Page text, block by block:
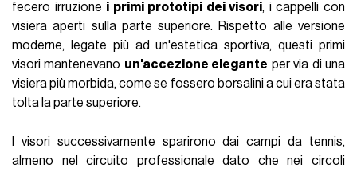
fecero irruzione i primi prototipi dei visori, i cappelli con
visiera aperti sulla parte superiore. Rispetto alle versione
moderne, legate più ad un'estetica sportiva, questi primi
visori mantenevano un'accezione elegante per via di una
visiera più morbida, come se fossero borsalini a cui era stata
tolta la parte superiore.
I visori successivamente sparirono dai campi da tennis,
almeno nel circuito professionale dato che nei circoli